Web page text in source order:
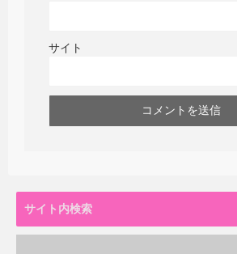
サイト
サイト内検索